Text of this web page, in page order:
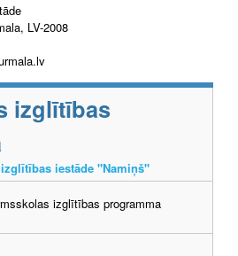
LV-2008
izglītības
iestāde "Namiņš"
izglītības programma